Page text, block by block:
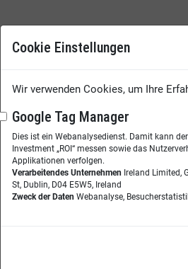
Cookie Einstellungen
Wir verwenden Cookies, um Ihre
Google Tag Manager
Dies ist ein Webanalysedienst. Damit kann
Investment „ROI“ messen sowie das
Applikationen verfolgen.
Verarbeitendes Unternehmen Ireland Limited,
St, Dublin, D04 E5W5, Ireland
Zweck der Daten Webanalyse,